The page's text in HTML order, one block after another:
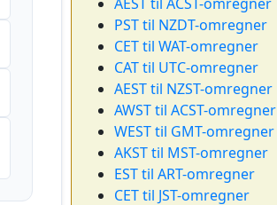
PST til NZDT-omregner
CET til WAT-omregner
CAT til UTC-omregner
AEST til NZST-omregner
AWST til ACST-omregner
WEST til GMT-omregner
AKST til MST-omregner
EST til ART-omregner
CET til JST-omregner